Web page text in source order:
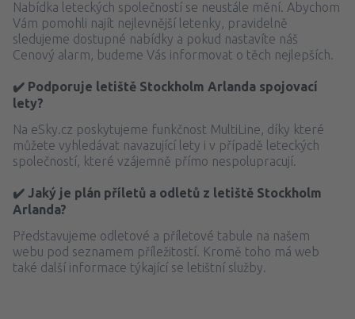
Nabídka leteckých společností se neustále mění. Abychom
Vám pomohli najít nejlevnější letenky, pravidelně
sledujeme dostupné nabídky a pokud nastavíte náš
Cenový alarm, budeme Vás informovat o těch nejlepších.
✔️ Podporuje letiště Stockholm Arlanda spojovací
lety?
Na eSky.cz poskytujeme funkčnost MultiLine, díky které
můžete vyhledávat navazující lety i v případě leteckých
společností, které vzájemně přímo nespolupracují.
✔️ Jaký je plán příletů a odletů z letiště Stockholm
Arlanda?
Představujeme odletové a příletové tabule na našem
webu pod seznamem příležitostí. Kromě toho má web
také další informace týkající se letištní služby.